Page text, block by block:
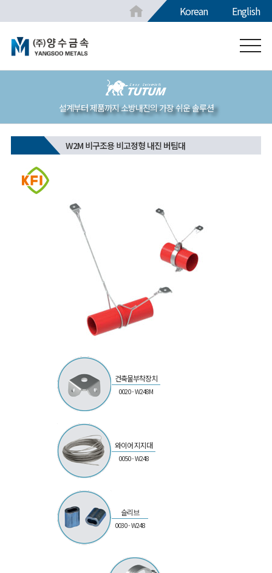
Korean English
설계부터 제품까지 소방내진의 가장 쉬운 솔루션
W2M 비구조용 비고정형 내진 버팀대
건축물부착장치
0020 - W248M
와이어 지지대
0050 - W248
슬리브
0030 - W248